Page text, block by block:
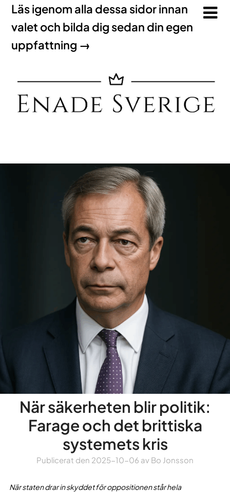
Läs igenom alla dessa sidor innan
valet och bilda dig sedan din egen
uppfattning →
När säkerheten blir politik:
Farage och det brittiska
systemets kris
Publicerat den 2025-10-06 av Bo Jonsson
När staten drar in skyddet för oppositionen står hela